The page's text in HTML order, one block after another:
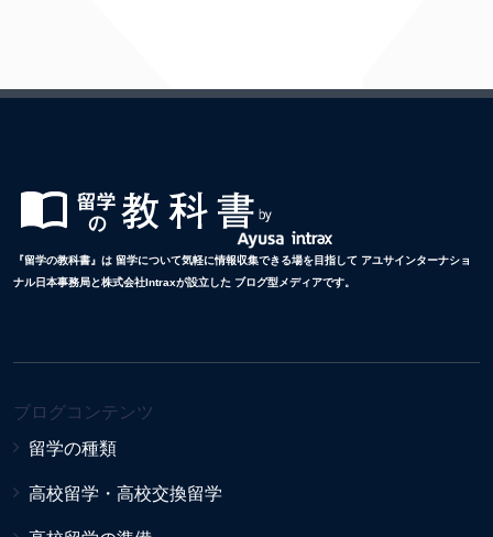
『留学の教科書』は 留学について気軽に情報収集できる場を目指して アユサインターナショ
ナル日本事務局と株式会社Intraxが設立した ブログ型メディアです。
ブログコンテンツ
留学の種類
高校留学・高校交換留学